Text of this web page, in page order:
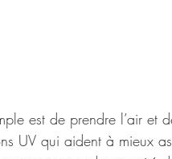
est de prendre l’air et
UV qui aident à mieux